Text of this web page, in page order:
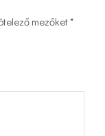
mezőket*